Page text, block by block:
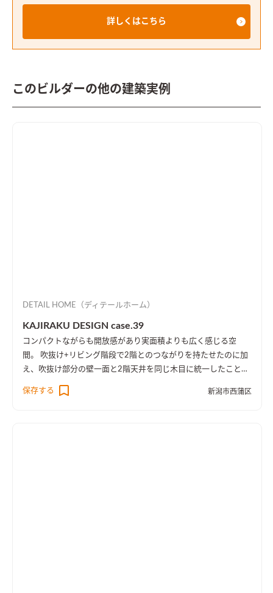
詳しくはこちら
このビルダーの他の建築実例
DETAIL HOME（ディテールホーム）
KAJIRAKU DESIGN case.39
コンパクトながらも開放感があり実面積よりも広く感じる空
間。 吹抜け+リビング階段で2階とのつながりを持たせたのに加
え、吹抜け部分の壁一面と2階天井を同じ木目に統一したことに
より、1階・2階の一体感を演出しました。 趣味のピアノ室は、
楽譜を整理する本棚を壁一面に設け、屋外への防音効果も担って
保存する 新潟市西蒲区